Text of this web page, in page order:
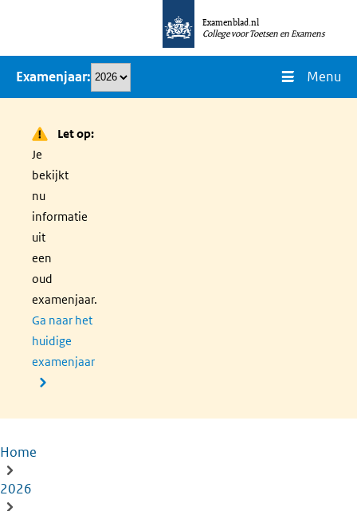
naar
inhoud
Examenblad.nl
College voor Toetsen en Examens
Examenjaar Menu
Let op:
Je
bekijkt
nu
informatie
uit
een
oud
examenjaar.
Ga naar het
huidige
examenjaar
Kruimelpad
Home
2026